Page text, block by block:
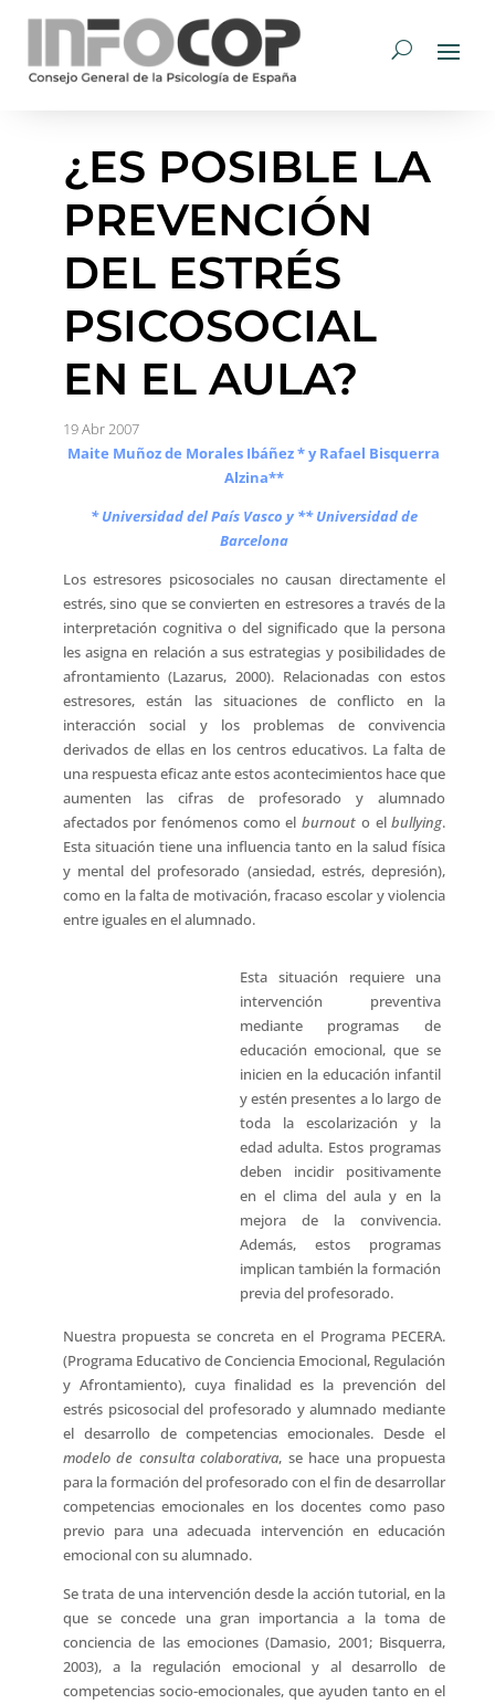
¿ES POSIBLE LA
PREVENCIÓN
DEL ESTRÉS
PSICOSOCIAL
EN EL AULA?
19 Abr 2007
Maite Muñoz de Morales Ibáñez * y Rafael Bisquerra
Alzina**
* Universidad del País Vasco y ** Universidad de
Barcelona
Los estresores psicosociales no causan directamente el
estrés, sino que se convierten en estresores a través de la
interpretación cognitiva o del significado que la persona
les asigna en relación a sus estrategias y posibilidades de
afrontamiento (Lazarus, 2000). Relacionadas con estos
estresores, están las situaciones de conflicto en la
interacción social y los problemas de convivencia
derivados de ellas en los centros educativos. La falta de
una respuesta eficaz ante estos acontecimientos hace que
aumenten las cifras de profesorado y alumnado
afectados por fenómenos como elburnout o elbullying.
Esta situación tiene una influencia tanto en la salud física
y mental del profesorado (ansiedad, estrés, depresión),
como en la falta de motivación, fracaso escolar y violencia
entre iguales en el alumnado.
Esta situación requiere una
intervención preventiva
mediante programas de
educación emocional, que se
inicien en la educación infantil
y estén presentes a lo largo de
toda la escolarización y la
edad adulta. Estos programas
deben incidir positivamente
en el clima del aula y en la
mejora de la convivencia.
Además, estos programas
implican también la formación
previa del profesorado.
Nuestra propuesta se concreta en el Programa PECERA.
(Programa Educativo de Conciencia Emocional, Regulación
y Afrontamiento), cuya finalidad es la prevención del
estrés psicosocial del profesorado y alumnado mediante
el desarrollo de competencias emocionales. Desde el
modelo de consulta colaborativa, se hace una propuesta
para la formación del profesorado con el fin de desarrollar
competencias emocionales en los docentes como paso
previo para una adecuada intervención en educación
emocional con su alumnado.
Se trata de una intervención desde la acción tutorial, en la
que se concede una gran importancia a la toma de
conciencia de las emociones (Damasio, 2001; Bisquerra,
2003), a la regulación emocional y al desarrollo de
competencias socio-emocionales, que ayuden tanto en el